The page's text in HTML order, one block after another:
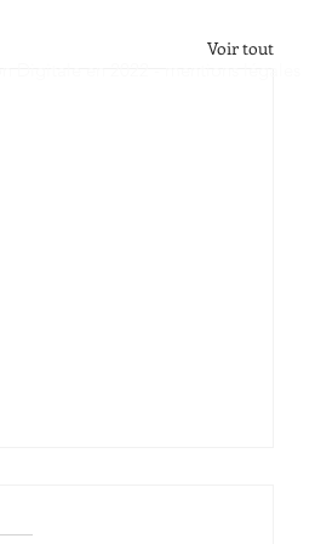
Voir tout